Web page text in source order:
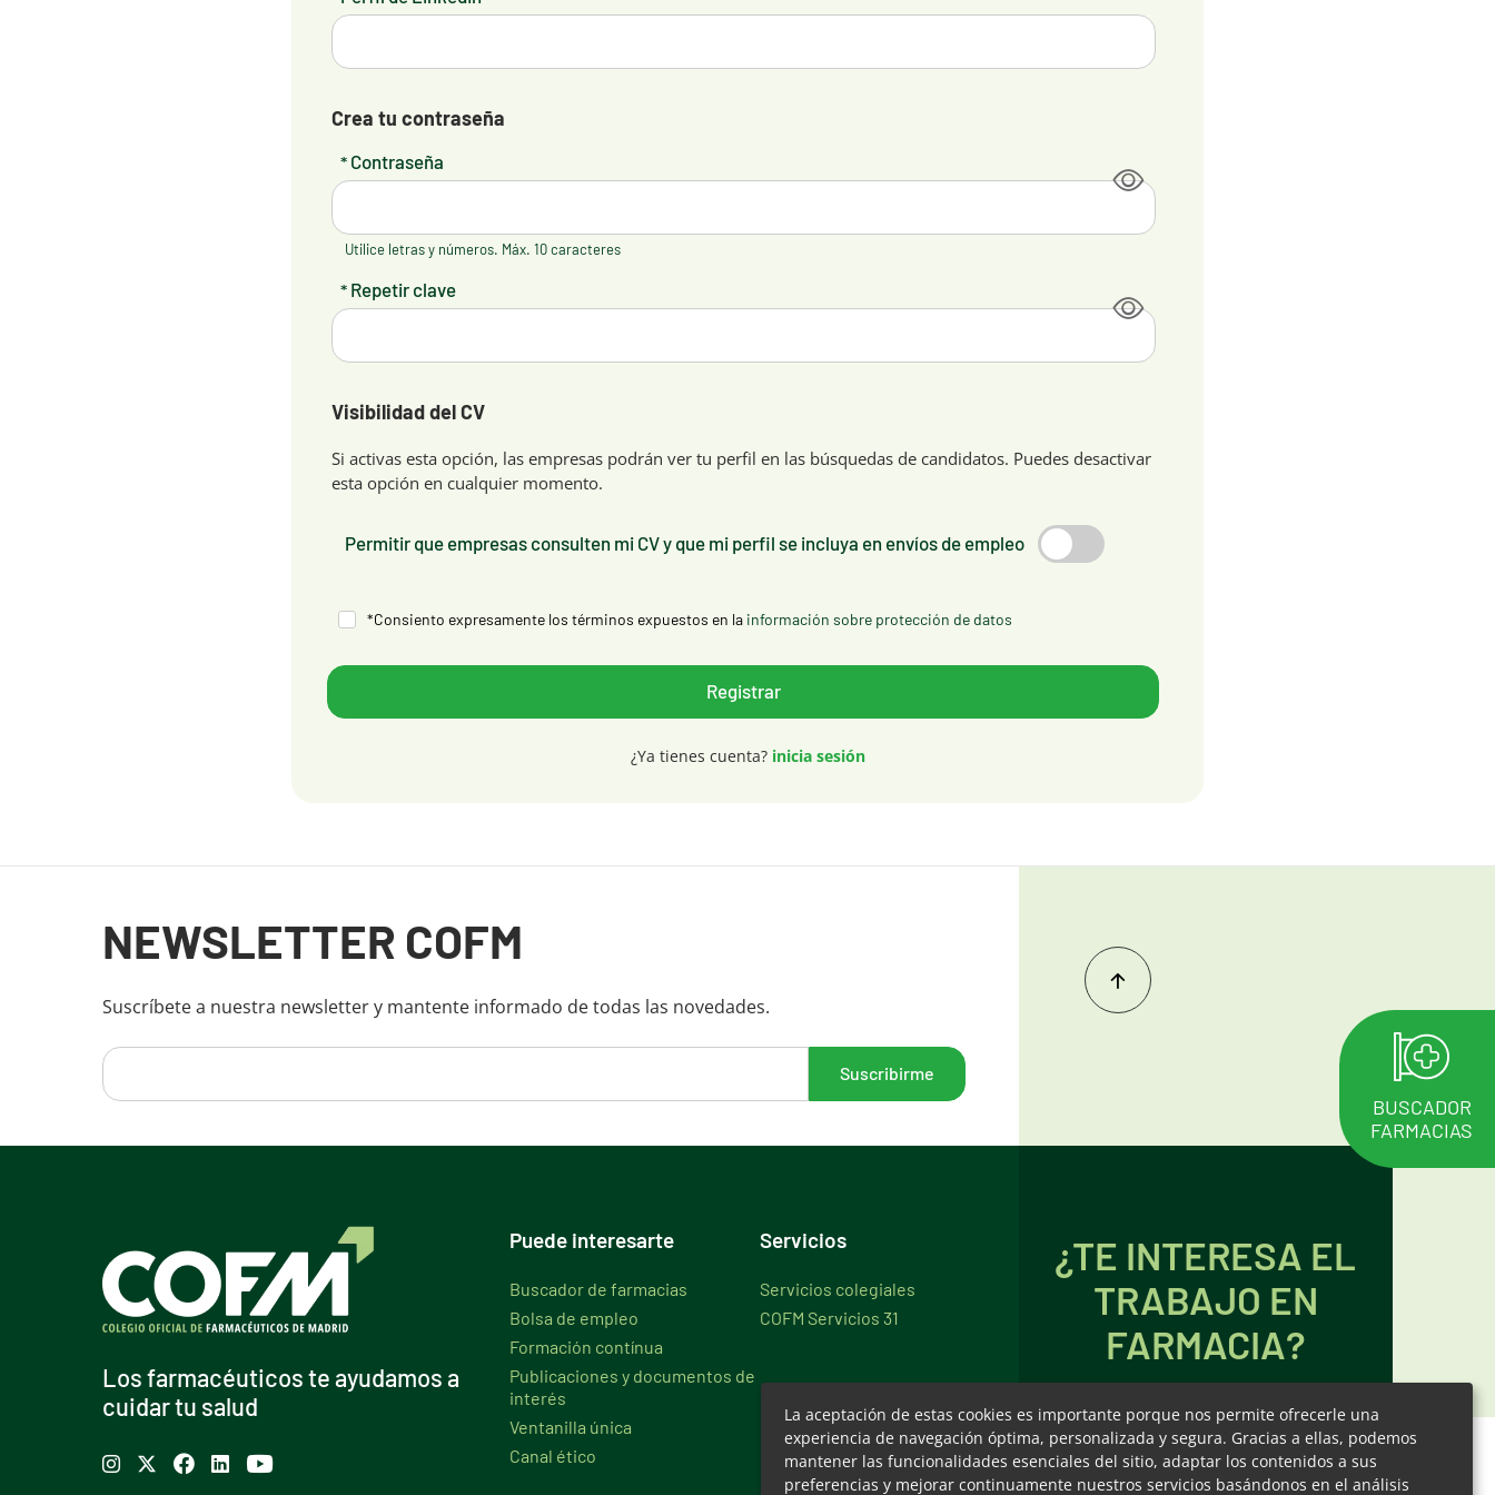
Crea tu contraseña
* Contraseña
Utilice letras y números. Máx. 10 caracteres
* Repetir clave
Visibilidad del CV
Si activas esta opción, las empresas podrán ver tu perfil en las búsquedas de candidatos. Puedes desactivar
esta opción en cualquier momento.
Permitir que empresas consulten mi CV y que mi perfil se incluya en envíos de empleo
*Consiento expresamente los términos expuestos en la información sobre protección de datos
¿Ya tienes cuenta? inicia sesión
BUSCADOR
FARMACIAS
NEWSLETTER COFM
Suscríbete a nuestra newsletter y mantente informado de todas las novedades.
Los farmacéuticos te ayudamos a
cuidar tu salud
Se abre en ventana nueva
Se abre en ventana nueva
Se abre en ventana nueva
Puede interesarte
Buscador de farmacias
Bolsa de empleo
Formación contínua
Publicaciones y documentos de
interés
Ventanilla única
Canal ético
Servicios
Servicios colegiales
COFM Servicios 31
¿TE INTERESA EL
TRABAJO EN
FARMACIA?
PONEMOS EN
La aceptación de estas cookies es importante porque nos permite ofrecerle una
experiencia de navegación óptima, personalizada y segura. Gracias a ellas, podemos
mantener las funcionalidades esenciales del sitio, adaptar los contenidos a sus
preferencias y mejorar continuamente nuestros servicios basándonos en el análisis